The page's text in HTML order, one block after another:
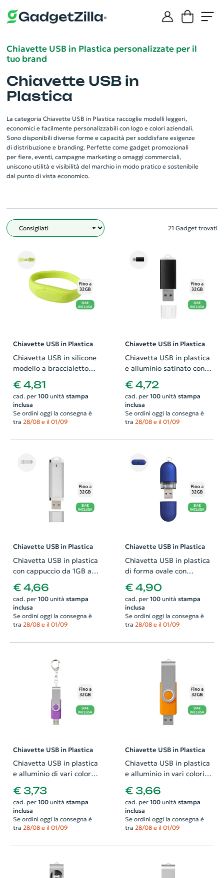
Chiavette USB in Plastica personalizzate per il
tuo brand
Chiavette USB in
Plastica
La categoria Chiavette USB in Plastica raccoglie modelli leggeri,
economici e facilmente personalizzabili con logo e colori aziendali.
Sono disponibili diverse forme e capacità per soddisfare esigenze
di distribuzione e branding. Perfette come gadget promozionali
per fiere, eventi, campagne marketing o omaggi commerciali,
uniscono utilità e visibilità del marchio in modo pratico e sostenibile
dal punto di vista economico.
Filtro 21 Gadget trovati
Chiavette USB in Plastica
Chiavetta USB in silicone
modello a braccialetto
disponibile in vari colori
da 1Gb a 32GB
€ 4,81
cad. per 100unità stampa
inclusa
Se ordini oggi la consegna è
tra 28/08 e il 01/09
Chiavette USB in Plastica
Chiavetta USB in plastica
e alluminio satinato con
€ 4,72
cad. per 100unità stampa
inclusa
Se ordini oggi la consegna è
tra 28/08 e il 01/09
Chiavette USB in Plastica
Chiavetta USB in plastica
con cappuccio da 1GB a
32GB
€ 4,66
cad. per 100unità stampa
inclusa
Se ordini oggi la consegna è
tra 28/08 e il 01/09
Chiavette USB in Plastica
Chiavetta USB in plastica
di forma ovale con
cappuccio da 1GB a 32GB
€ 4,90
cad. per 100unità stampa
inclusa
Se ordini oggi la consegna è
tra 28/08 e il 01/09
Chiavette USB in Plastica
Chiavetta USB in plastica
e alluminio di vari colori
32GB
€ 3,73
cad. per 100unità stampa
inclusa
Se ordini oggi la consegna è
tra 28/08 e il 01/09
Chiavette USB in Plastica
Chiavetta USB in plastica
e alluminio in vari colori
€ 3,66
cad. per 100unità stampa
inclusa
Se ordini oggi la consegna è
tra 28/08 e il 01/09